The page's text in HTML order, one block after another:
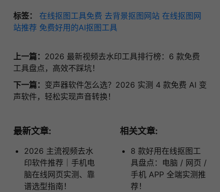
标签： 在线抠图工具免费 去背景抠图网站 在线抠图网
站推荐 免费好用的AI抠图工具
上一篇： 2026 最新视频去水印工具排行榜：6 款免费
工具盘点，高效不踩坑！
下一篇： 变声器软件怎么选？2026 实测 4 款免费 AI 变
声软件，轻松实现声音转换！
最新文章:
2026 主流视频去水
印软件推荐｜手机电
脑在线网页实测、靠
谱选型指南！
相关文章:
8 款好用在线抠图工
具盘点：电脑 / 网页 /
手机 APP 全端实测推
荐！